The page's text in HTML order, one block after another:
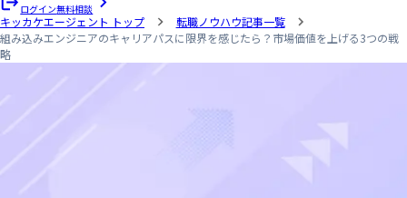
ログイン無料相談
キッカケエージェント トップ
転職ノウハウ記事一覧
組み込みエンジニアのキャリアパスに限界を感じたら？市場価値を上げる3つの戦
略